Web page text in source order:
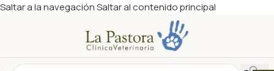
Saltar a la navegaciónSaltar al contenido principal